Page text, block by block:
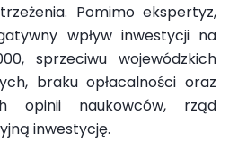
Pomimo ekspertyz,
wpływ inwestycji na
sprzeciwu wojewódzkich
braku opłacalności oraz
opinii naukowców, rząd
inwestycję.